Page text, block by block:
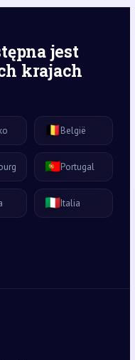
jest
krajach
🇧🇪België
🇵🇹Portugal
🇮🇹Italia